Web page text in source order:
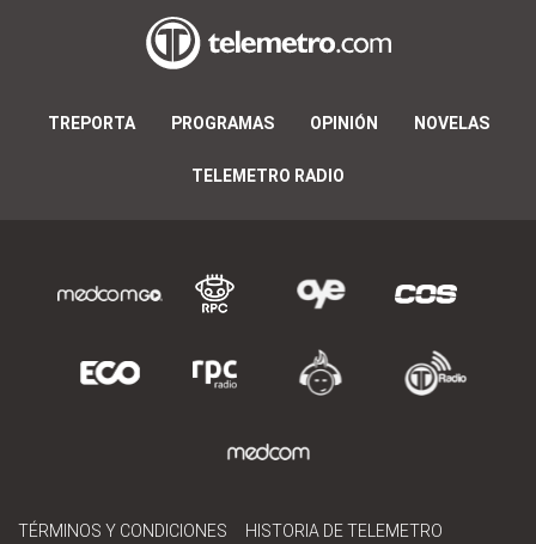
TREPORTA PROGRAMAS OPINIÓN NOVELAS
TELEMETRO RADIO
TÉRMINOS Y CONDICIONES HISTORIA DE TELEMETRO